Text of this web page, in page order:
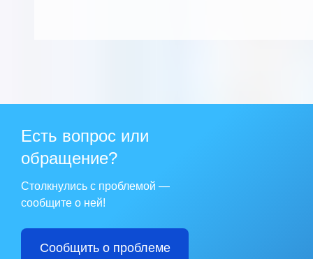
Есть вопрос или
обращение?
Столкнулись с проблемой —
сообщите о ней!
Сообщить о проблеме